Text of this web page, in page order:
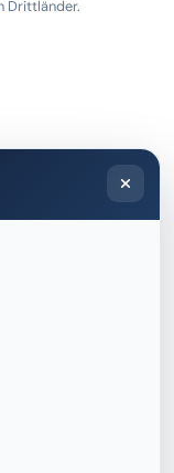
Drittländer.